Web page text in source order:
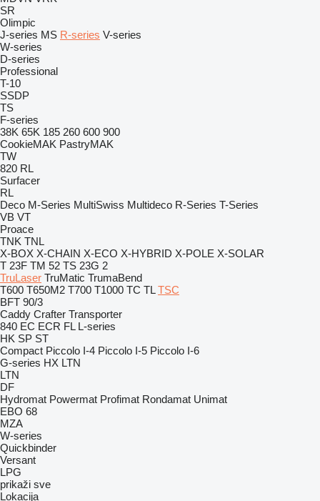
SR
Olimpic
J-series MS R-series V-series
W-series
D-series
Professional
T-10
SSDP
TS
F-series
38K 65K 185 260 600 900
CookieMAK PastryMAK
TW
820 RL
Surfacer
RL
Deco M-Series MultiSwiss Multideco R-Series T-Series
VB VT
Proace
TNK TNL
X-BOX X-CHAIN X-ECO X-HYBRID X-POLE X-SOLAR
T 23F TM 52 TS 23G 2
TruLaser TruMatic TrumaBend
T600 T650M2 T700 T1000 TC TL TSC
BFT 90/3
Caddy Crafter Transporter
840 EC ECR FL L-series
HK SP ST
Compact Piccolo I-4 Piccolo I-5 Piccolo I-6
G-series HX LTN
LTN
DF
Hydromat Powermat Profimat Rondamat Unimat
EBO 68
MZA
W-series
Quickbinder
Versant
LPG
prikaži sve
Lokacija